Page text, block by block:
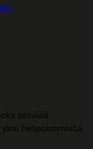
selviää
yksi helpoimmista